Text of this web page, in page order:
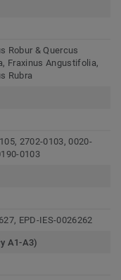
Robur & Quercus
Fraxinus Angustifolia,
Rubra
2702-0103, 0020-
0103
EPD-IES-0026262
A1-A3)